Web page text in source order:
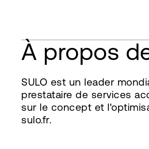
À propos
SULO est un leader
prestataire de services
sur le concept et
sulo.fr.